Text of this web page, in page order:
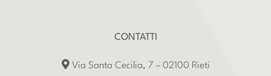
CONTATTI
Via Santa Cecilia, 7 – 02100 Rieti